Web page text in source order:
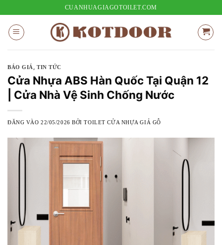
nội
dung
CUANHUAGIAGOTOILET.COM
BÁO GIÁ ,TIN TỨC
Cửa Nhựa ABS Hàn Quốc Tại Quận 12
| Cửa Nhà Vệ Sinh Chống Nước
ĐĂNG VÀO22/05/2026 BỞITOILET CỬA NHỰA GIẢ GỖ